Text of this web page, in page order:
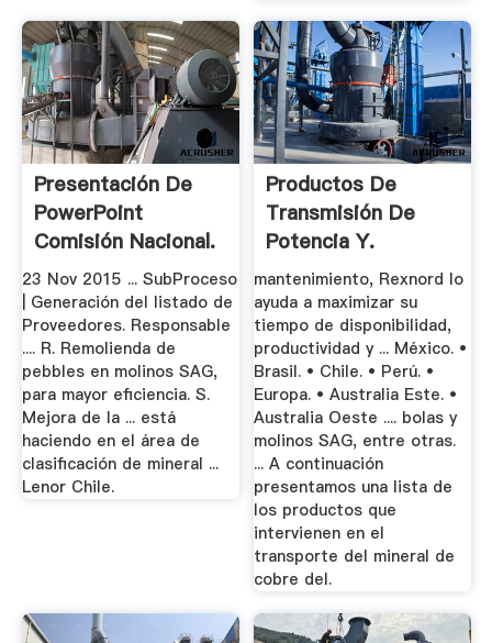
Presentación De
PowerPoint
Comisión Nacional.
23 Nov 2015 ... SubProceso
| Generación del listado de
Proveedores. Responsable
.... R. Remolienda de
pebbles en molinos SAG,
para mayor eficiencia. S.
Mejora de la ... está
haciendo en el área de
clasificación de mineral ...
Lenor Chile.
Productos De
Transmisión De
Potencia Y.
mantenimiento, Rexnord lo
ayuda a maximizar su
tiempo de disponibilidad,
productividad y ... México. •
Brasil. • Chile. • Perú. •
Europa. • Australia Este. •
Australia Oeste .... bolas y
molinos SAG, entre otras.
... A continuación
presentamos una lista de
los productos que
intervienen en el
transporte del mineral de
cobre del.